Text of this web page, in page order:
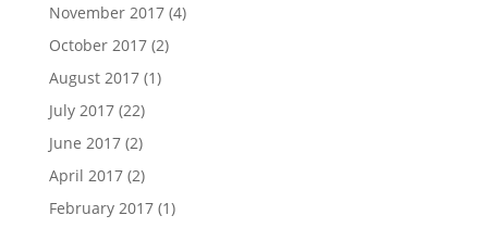
November 2017(4)
October 2017(2)
August 2017(1)
July 2017(22)
June 2017(2)
April 2017(2)
February 2017(1)